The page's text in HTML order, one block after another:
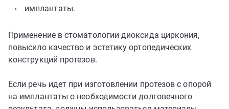
имплантаты.
Применение в стоматологии диоксида циркония,
повысило качество и эстетику ортопедических
конструкций протезов.
Если речь идет при изготовлении протезов с опорой
на имплантаты о необходимости долговечного